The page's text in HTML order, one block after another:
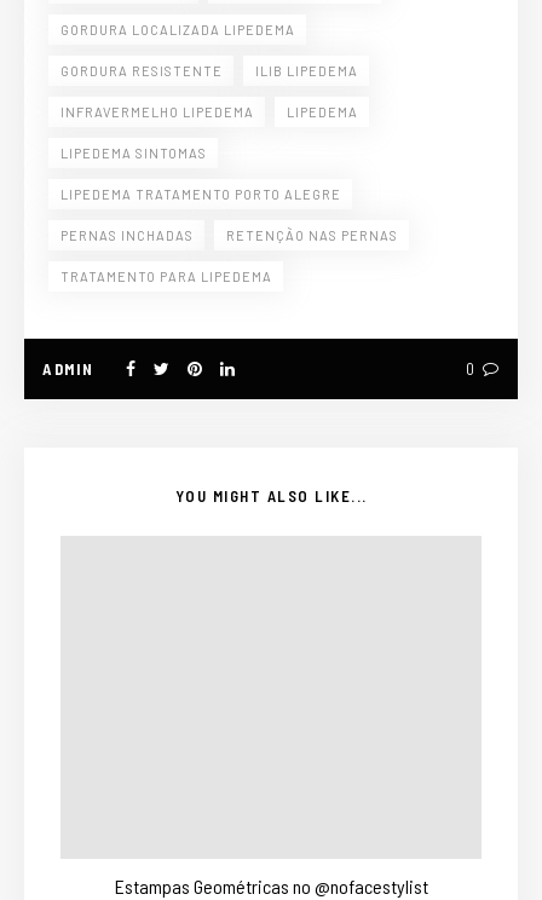
GORDURA LOCALIZADA LIPEDEMA
GORDURA RESISTENTE ILIB LIPEDEMA
INFRAVERMELHO LIPEDEMA LIPEDEMA
LIPEDEMA SINTOMAS
LIPEDEMA TRATAMENTO PORTO ALEGRE
PERNAS INCHADAS RETENÇÃO NAS PERNAS
TRATAMENTO PARA LIPEDEMA
ADMIN 0
YOU MIGHT ALSO LIKE...
Estampas Geométricas no @nofacestylist